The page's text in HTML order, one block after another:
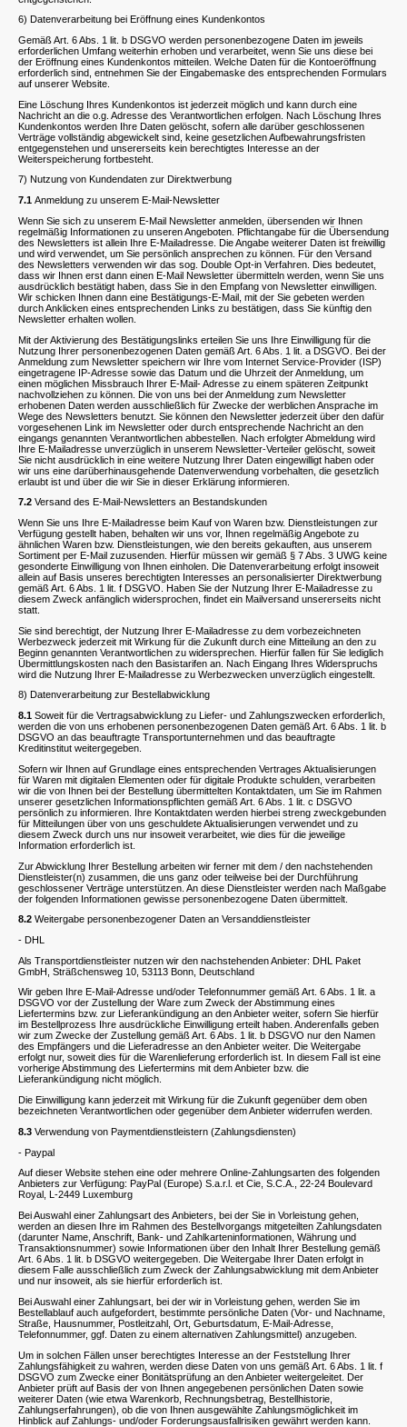
6) Datenverarbeitung bei Eröffnung eines Kundenkontos
Gemäß Art. 6 Abs. 1 lit. b DSGVO werden personenbezogene Daten im jeweils
erforderlichen Umfang weiterhin erhoben und verarbeitet, wenn Sie uns diese bei
der Eröffnung eines Kundenkontos mitteilen. Welche Daten für die Kontoeröffnung
erforderlich sind, entnehmen Sie der Eingabemaske des entsprechenden Formulars
auf unserer Website.
Eine Löschung Ihres Kundenkontos ist jederzeit möglich und kann durch eine
Nachricht an die o.g. Adresse des Verantwortlichen erfolgen. Nach Löschung Ihres
Kundenkontos werden Ihre Daten gelöscht, sofern alle darüber geschlossenen
Verträge vollständig abgewickelt sind, keine gesetzlichen Aufbewahrungsfristen
entgegenstehen und unsererseits kein berechtigtes Interesse an der
Weiterspeicherung fortbesteht.
7) Nutzung von Kundendaten zur Direktwerbung
7.1 Anmeldung zu unserem E-Mail-Newsletter
Wenn Sie sich zu unserem E-Mail Newsletter anmelden, übersenden wir Ihnen
regelmäßig Informationen zu unseren Angeboten. Pflichtangabe für die Übersendung
des Newsletters ist allein Ihre E-Mailadresse. Die Angabe weiterer Daten ist freiwillig
und wird verwendet, um Sie persönlich ansprechen zu können. Für den Versand
des Newsletters verwenden wir das sog. Double Opt-in Verfahren. Dies bedeutet,
dass wir Ihnen erst dann einen E-Mail Newsletter übermitteln werden, wenn Sie uns
ausdrücklich bestätigt haben, dass Sie in den Empfang von Newsletter einwilligen.
Wir schicken Ihnen dann eine Bestätigungs-E-Mail, mit der Sie gebeten werden
durch Anklicken eines entsprechenden Links zu bestätigen, dass Sie künftig den
Newsletter erhalten wollen.
Mit der Aktivierung des Bestätigungslinks erteilen Sie uns Ihre Einwilligung für die
Nutzung Ihrer personenbezogenen Daten gemäß Art. 6 Abs. 1 lit. a DSGVO. Bei der
Anmeldung zum Newsletter speichern wir Ihre vom Internet Service-Provider (ISP)
eingetragene IP-Adresse sowie das Datum und die Uhrzeit der Anmeldung, um
einen möglichen Missbrauch Ihrer E-Mail- Adresse zu einem späteren Zeitpunkt
nachvollziehen zu können. Die von uns bei der Anmeldung zum Newsletter
erhobenen Daten werden ausschließlich für Zwecke der werblichen Ansprache im
Wege des Newsletters benutzt. Sie können den Newsletter jederzeit über den dafür
vorgesehenen Link im Newsletter oder durch entsprechende Nachricht an den
eingangs genannten Verantwortlichen abbestellen. Nach erfolgter Abmeldung wird
Ihre E-Mailadresse unverzüglich in unserem Newsletter-Verteiler gelöscht, soweit
Sie nicht ausdrücklich in eine weitere Nutzung Ihrer Daten eingewilligt haben oder
wir uns eine darüberhinausgehende Datenverwendung vorbehalten, die gesetzlich
erlaubt ist und über die wir Sie in dieser Erklärung informieren.
7.2 Versand des E-Mail-Newsletters an Bestandskunden
Wenn Sie uns Ihre E-Mailadresse beim Kauf von Waren bzw. Dienstleistungen zur
Verfügung gestellt haben, behalten wir uns vor, Ihnen regelmäßig Angebote zu
ähnlichen Waren bzw. Dienstleistungen, wie den bereits gekauften, aus unserem
Sortiment per E-Mail zuzusenden. Hierfür müssen wir gemäß § 7 Abs. 3 UWG keine
gesonderte Einwilligung von Ihnen einholen. Die Datenverarbeitung erfolgt insoweit
allein auf Basis unseres berechtigten Interesses an personalisierter Direktwerbung
gemäß Art. 6 Abs. 1 lit. f DSGVO. Haben Sie der Nutzung Ihrer E-Mailadresse zu
diesem Zweck anfänglich widersprochen, findet ein Mailversand unsererseits nicht
statt.
Sie sind berechtigt, der Nutzung Ihrer E-Mailadresse zu dem vorbezeichneten
Werbezweck jederzeit mit Wirkung für die Zukunft durch eine Mitteilung an den zu
Beginn genannten Verantwortlichen zu widersprechen. Hierfür fallen für Sie lediglich
Übermittlungskosten nach den Basistarifen an. Nach Eingang Ihres Widerspruchs
wird die Nutzung Ihrer E-Mailadresse zu Werbezwecken unverzüglich eingestellt.
8) Datenverarbeitung zur Bestellabwicklung
8.1 Soweit für die Vertragsabwicklung zu Liefer- und Zahlungszwecken erforderlich,
werden die von uns erhobenen personenbezogenen Daten gemäß Art. 6 Abs. 1 lit. b
DSGVO an das beauftragte Transportunternehmen und das beauftragte
Kreditinstitut weitergegeben.
Sofern wir Ihnen auf Grundlage eines entsprechenden Vertrages Aktualisierungen
für Waren mit digitalen Elementen oder für digitale Produkte schulden, verarbeiten
wir die von Ihnen bei der Bestellung übermittelten Kontaktdaten, um Sie im Rahmen
unserer gesetzlichen Informationspflichten gemäß Art. 6 Abs. 1 lit. c DSGVO
persönlich zu informieren. Ihre Kontaktdaten werden hierbei streng zweckgebunden
für Mitteilungen über von uns geschuldete Aktualisierungen verwendet und zu
diesem Zweck durch uns nur insoweit verarbeitet, wie dies für die jeweilige
Information erforderlich ist.
Zur Abwicklung Ihrer Bestellung arbeiten wir ferner mit dem / den nachstehenden
Dienstleister(n) zusammen, die uns ganz oder teilweise bei der Durchführung
geschlossener Verträge unterstützen. An diese Dienstleister werden nach Maßgabe
der folgenden Informationen gewisse personenbezogene Daten übermittelt.
8.2 Weitergabe personenbezogener Daten an Versanddienstleister
- DHL
Als Transportdienstleister nutzen wir den nachstehenden Anbieter: DHL Paket
GmbH, Sträßchensweg 10, 53113 Bonn, Deutschland
Wir geben Ihre E-Mail-Adresse und/oder Telefonnummer gemäß Art. 6 Abs. 1 lit. a
DSGVO vor der Zustellung der Ware zum Zweck der Abstimmung eines
Liefertermins bzw. zur Lieferankündigung an den Anbieter weiter, sofern Sie hierfür
im Bestellprozess Ihre ausdrückliche Einwilligung erteilt haben. Anderenfalls geben
wir zum Zwecke der Zustellung gemäß Art. 6 Abs. 1 lit. b DSGVO nur den Namen
des Empfängers und die Lieferadresse an den Anbieter weiter. Die Weitergabe
erfolgt nur, soweit dies für die Warenlieferung erforderlich ist. In diesem Fall ist eine
vorherige Abstimmung des Liefertermins mit dem Anbieter bzw. die
Lieferankündigung nicht möglich.
Die Einwilligung kann jederzeit mit Wirkung für die Zukunft gegenüber dem oben
bezeichneten Verantwortlichen oder gegenüber dem Anbieter widerrufen werden.
8.3 Verwendung von Paymentdienstleistern (Zahlungsdiensten)
- Paypal
Auf dieser Website stehen eine oder mehrere Online-Zahlungsarten des folgenden
Anbieters zur Verfügung: PayPal (Europe) S.a.r.l. et Cie, S.C.A., 22-24 Boulevard
Royal, L-2449 Luxemburg
Bei Auswahl einer Zahlungsart des Anbieters, bei der Sie in Vorleistung gehen,
werden an diesen Ihre im Rahmen des Bestellvorgangs mitgeteilten Zahlungsdaten
(darunter Name, Anschrift, Bank- und Zahlkarteninformationen, Währung und
Transaktionsnummer) sowie Informationen über den Inhalt Ihrer Bestellung gemäß
Art. 6 Abs. 1 lit. b DSGVO weitergegeben. Die Weitergabe Ihrer Daten erfolgt in
diesem Falle ausschließlich zum Zweck der Zahlungsabwicklung mit dem Anbieter
und nur insoweit, als sie hierfür erforderlich ist.
Bei Auswahl einer Zahlungsart, bei der wir in Vorleistung gehen, werden Sie im
Bestellablauf auch aufgefordert, bestimmte persönliche Daten (Vor- und Nachname,
Straße, Hausnummer, Postleitzahl, Ort, Geburtsdatum, E-Mail-Adresse,
Telefonnummer, ggf. Daten zu einem alternativen Zahlungsmittel) anzugeben.
Um in solchen Fällen unser berechtigtes Interesse an der Feststellung Ihrer
Zahlungsfähigkeit zu wahren, werden diese Daten von uns gemäß Art. 6 Abs. 1 lit. f
DSGVO zum Zwecke einer Bonitätsprüfung an den Anbieter weitergeleitet. Der
Anbieter prüft auf Basis der von Ihnen angegebenen persönlichen Daten sowie
weiterer Daten (wie etwa Warenkorb, Rechnungsbetrag, Bestellhistorie,
Zahlungserfahrungen), ob die von Ihnen ausgewählte Zahlungsmöglichkeit im
Hinblick auf Zahlungs- und/oder Forderungsausfallrisiken gewährt werden kann.